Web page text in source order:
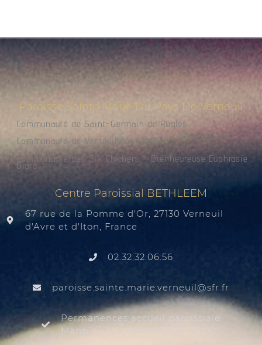
Paroisse Sainte Marie Du Pays De Verneuil
Communauté de Saint-Germain de Rugles
Communauté de Verneuil sur Avre
Communauté des Six Clochers – Bienheureuse Euphrasie
Brard
Centre Paroissial BETHLEEM
67 rue de la Pomme d'Or, 27130 Verneuil
d'Avre et d'Iton, France
02.32.32.06.56
rf.rfs
@liuenrev.eiram.etnias.essiorap
Permanences accueil paroissiale
Mardi au samedi de 9:30 à 12:00